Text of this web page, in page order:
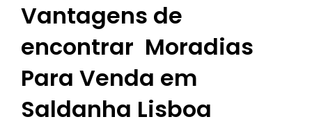
Vantagens de
encontrar Moradias
Para Venda em
Saldanha Lisboa